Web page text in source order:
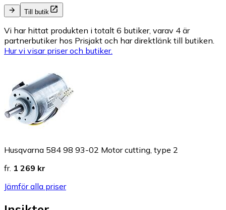
Till butik
Vi har hittat produkten i totalt 6 butiker, varav 4 är
partnerbutiker hos Prisjakt och har direktlänk till butiken.
Hur vi visar priser och butiker.
Husqvarna 584 98 93-02 Motor cutting, type 2
fr. 1 269 kr
Jämför alla priser